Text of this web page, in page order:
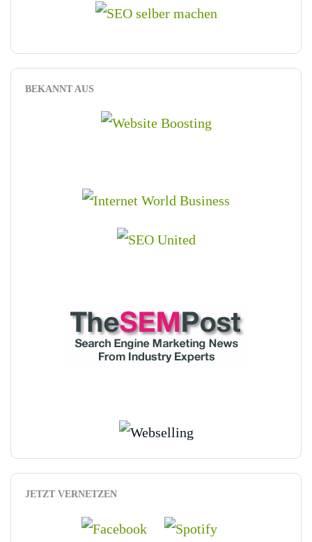
BEKANNT AUS
JETZT VERNETZEN